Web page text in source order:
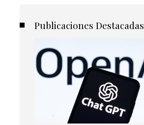
Publicaciones Destacadas